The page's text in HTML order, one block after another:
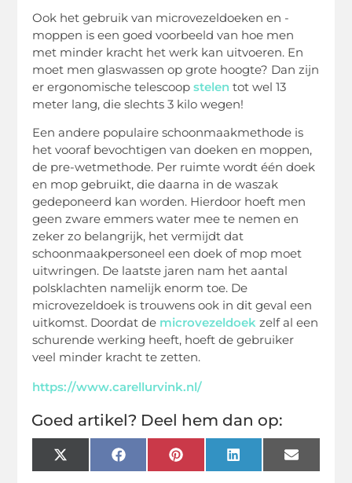
Ook het gebruik van microvezeldoeken en -
moppen is een goed voorbeeld van hoe men
met minder kracht het werk kan uitvoeren. En
moet men glaswassen op grote hoogte? Dan zijn
er ergonomische telescoopstelen tot wel 13
meter lang, die slechts 3 kilo wegen!
Een andere populaire schoonmaakmethode is
het vooraf bevochtigen van doeken en moppen,
de pre-wetmethode. Per ruimte wordt één doek
en mop gebruikt, die daarna in de waszak
gedeponeerd kan worden. Hierdoor hoeft men
geen zware emmers water mee te nemen en
zeker zo belangrijk, het vermijdt dat
schoonmaakpersoneel een doek of mop moet
uitwringen. De laatste jaren nam het aantal
polsklachten namelijk enorm toe. De
microvezeldoek is trouwens ook in dit geval een
uitkomst. Doordat de microvezeldoek zelf al een
schurende werking heeft, hoeft de gebruiker
veel minder kracht te zetten.
https://www.carellurvink.nl/
Goed artikel? Deel hem dan op:
X
(Twitter)
FacebookPinterestLinkedInEmail